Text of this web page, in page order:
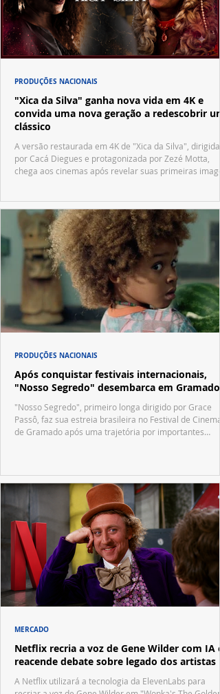
"Xica da Silva" ganha nova vida em 4K e
convida uma nova geração a redescobrir um
clássico
A versão restaurada em 4K de "Xica da Silva", dirigida
por Cacá Diegues e protagonizada por Zezé Motta,
chega aos cinemas após revelar suas primeiras
PRODUÇÕES NACIONAIS
Após conquistar festivais internacionais,
"Nosso Segredo" desembarca em Gramado
"Nosso Segredo", primeiro longa dirigido por Grace
Passô, faz sua estreia brasileira no Festival de Cinema
de Gramado após uma trajetória por importantes
PRODUÇÕES NACIONAIS
Netflix recria a voz de Gene Wilder com IA e
reacende debate sobre legado dos artistas
A Netflix utilizará a tecnologia da ElevenLabs para
MERCADO